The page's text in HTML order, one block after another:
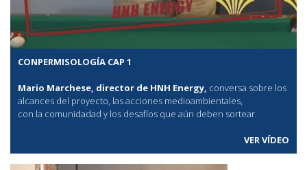
CONPERMISOLOGÍA CAP 1
Mario Marchese, director de HNH Energy, conversa sobre los
alcances del proyecto, las acciones medioambientales,
con la comunidadad y los desafíos que aún deben sortear.
VER VÍDEO